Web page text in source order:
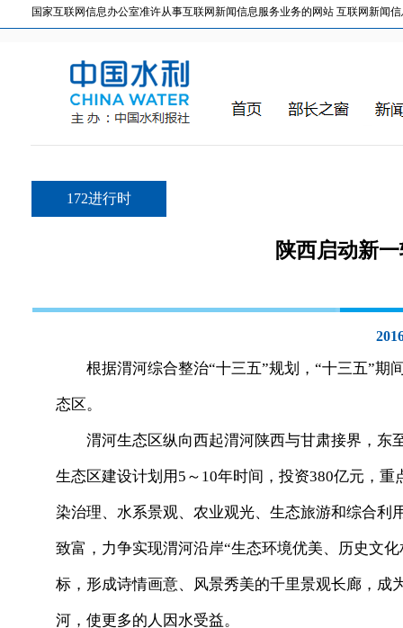
国家互联网信息办公室准许从事互联网新闻信息服务业务的网站 互联网新闻信
172进行时
陕西启动新
根据渭河综合整治“十三五”规划，“十三五”期
态区。
渭河生态区纵向西起渭河陕西与甘肃接界，东
生态区建设计划用5～10年时间，投资380亿元，
染治理、水系景观、农业观光、生态旅游和综合
致富，力争实现渭河沿岸“生态环境优美、历史文
标，形成诗情画意、风景秀美的千里景观长廊，
河，使更多的人因水受益。